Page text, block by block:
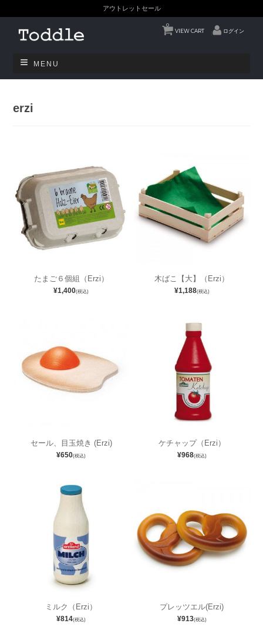
アウトレットセール
VIEW CART
0
ログイン
MENU
erzi
たまご６個組（Erzi）
¥1,400(税込)
木ばこ【大】（Erzi）
¥1,188(税込)
セール、目玉焼き (Erzi)
¥650(税込)
ケチャップ（Erzi）
¥968(税込)
ミルク（Erzi）
¥814(税込)
プレッツエル(Erzi)
¥913(税込)